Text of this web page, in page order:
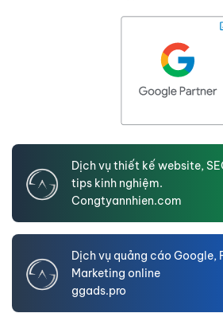
Dịch vụ thiết kế website,
tips kinh nghiệm.
Congtyannhien.com
Dịch vụ quảng cáo Google,
Marketing online
ggads.pro